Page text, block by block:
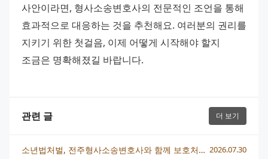
사안이라면, 형사소송변호사의 전문적인 조언을 통해
효과적으로 대응하는 것을 추천해요. 여러분의 권리를
지키기 위한 첫걸음, 이제 어떻게 시작해야 할지
조금은 명확해졌길 바랍니다.
관련 글 더 보기
소년법처벌, 전주형사소송변호사와 함께 보호처분 대응 전략 세우기 2026.07.30